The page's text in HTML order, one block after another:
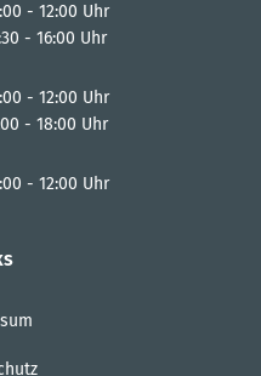
- 12:00 Uhr
Von 08:00 bis 12:00 Uhr
- 16:00 Uhr
- 12:00 Uhr
Von 08:00 bis 12:00 Uhr
- 18:00 Uhr
- 12:00 Uhr